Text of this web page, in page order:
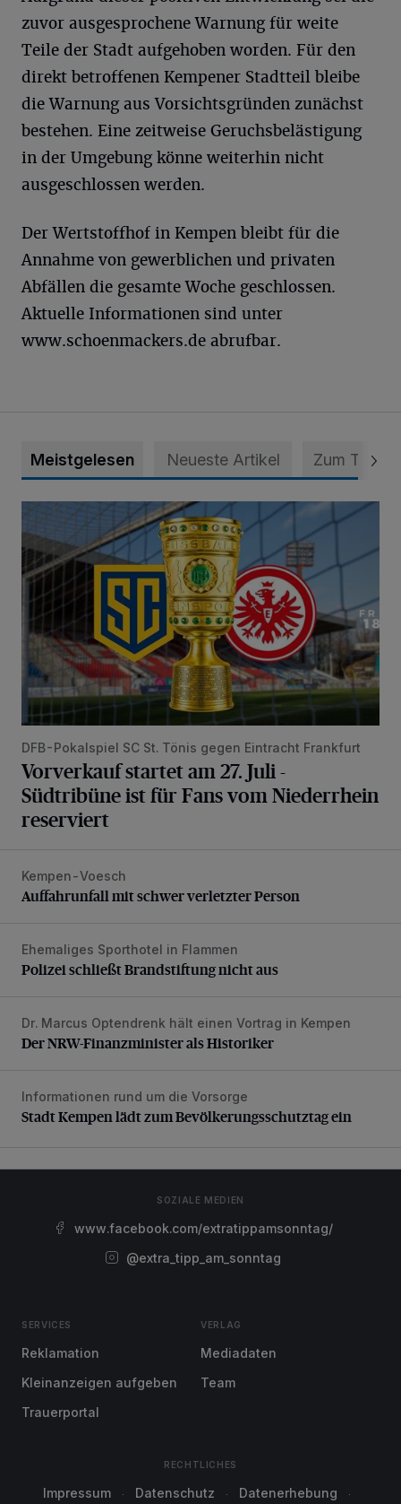
zuvor ausgesprochene Warnung für weite
Teile der Stadt aufgehoben worden. Für den
direkt betroffenen Kempener Stadtteil bleibe
die Warnung aus Vorsichtsgründen zunächst
bestehen. Eine zeitweise Geruchsbelästigung
in der Umgebung könne weiterhin nicht
ausgeschlossen werden.
Der Wertstoffhof in Kempen bleibt für die
Annahme von gewerblichen und privaten
Abfällen die gesamte Woche geschlossen.
Aktuelle Informationen sind unter
www.schoenmackers.de abrufbar.
Meistgelesen Neueste Artikel Zum Thema
Vorverkauf startet am 27. Juli - Südtribüne ist für Fans
DFB-Pokalspiel SC St. Tönis gegen Eintracht Frankfurt
Vorverkauf startet am 27. Juli -
Südtribüne ist für Fans vom Niederrhein
reserviert
Auffahrunfall mit schwer verletzter Person
Kempen-Voesch
Auffahrunfall mit schwer verletzter Person
Polizei schließt Brandstiftung nicht aus
Ehemaliges Sporthotel in Flammen
Polizei schließt Brandstiftung nicht aus
Der NRW-Finanzminister als Historiker
Dr. Marcus Optendrenk hält einen Vortrag in Kempen
Der NRW-Finanzminister als Historiker
Stadt Kempen lädt zum Bevölkerungsschutztag ein
Informationen rund um die Vorsorge
Stadt Kempen lädt zum Bevölkerungsschutztag ein
SOZIALE MEDIEN
www.facebook.com/extratippamsonntag/
@extra_tipp_am_sonntag
SERVICES
Reklamation
Kleinanzeigen aufgeben
Trauerportal
VERLAG
Mediadaten
Team
RECHTLICHES
Impressum Datenschutz Datenerhebung